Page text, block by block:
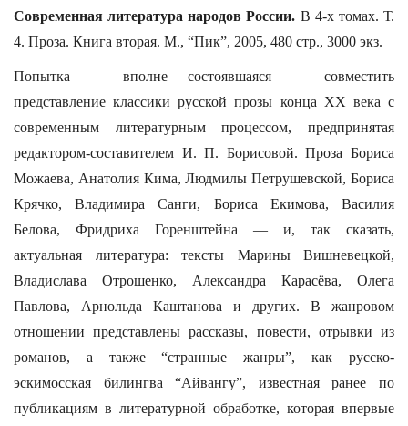
Современная литература народов России. В 4-х томах. Т.
4. Проза. Книга вторая. М., “Пик”, 2005, 480 стр., 3000 экз.
Попытка — вполне состоявшаяся — совместить
представление классики русской прозы конца ХХ века с
современным литературным процессом, предпринятая
редактором-составителем И. П. Борисовой. Проза Бориса
Можаева, Анатолия Кима, Людмилы Петрушевской, Бориса
Крячко, Владимира Санги, Бориса Екимова, Василия
Белова, Фридриха Горенштейна — и, так сказать,
актуальная литература: тексты Марины Вишневецкой,
Владислава Отрошенко, Александра Карасёва, Олега
Павлова, Арнольда Каштанова и других. В жанровом
отношении представлены рассказы, повести, отрывки из
романов, а также “странные жанры”, как русско-
эскимосская билингва “Айвангу”, известная ранее по
публикациям в литературной обработке, которая впервые